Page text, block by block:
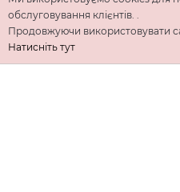
обслуговування клієнтів. .
Продовжуючи використовувати
Натисніть тут